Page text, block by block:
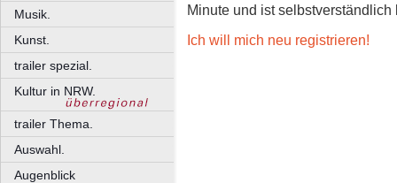
Musik.
Kunst.
trailer spezial.
Kultur in NRW.
trailer Thema.
Auswahl.
Augenblick
Minute und ist selbstverständlich
Ich will mich neu registrieren!